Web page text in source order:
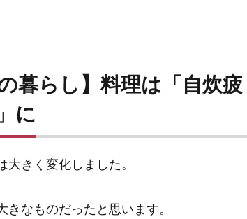
暮らし】料理は「自炊疲
に
きく変化しました。
なものだったと思います。